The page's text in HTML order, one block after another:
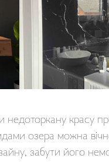
недоторкану красу
озера можна
забути його